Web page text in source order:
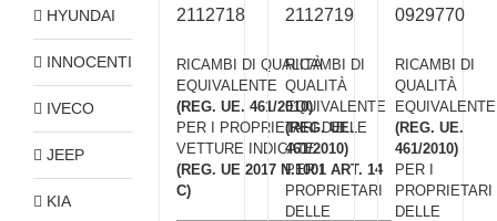
2112718
RICAMBI DI QUALITÀ
EQUIVALENTE
(REG. UE. 461/2010)
PER I PROPRIETARI DELLE
VETTURE INDICATE
(REG. UE 2017 N.1001 ART. 14
C)
2112719
RICAMBI DI
QUALITÀ
EQUIVALENTE
(REG. UE.
461/2010)
PER I
PROPRIETARI
DELLE
0929770
RICAMBI DI
QUALITÀ
EQUIVALENTE
(REG. UE.
461/2010)
PER I
PROPRIETARI
DELLE
HYUNDAI
INNOCENTI
IVECO
JEEP
KIA